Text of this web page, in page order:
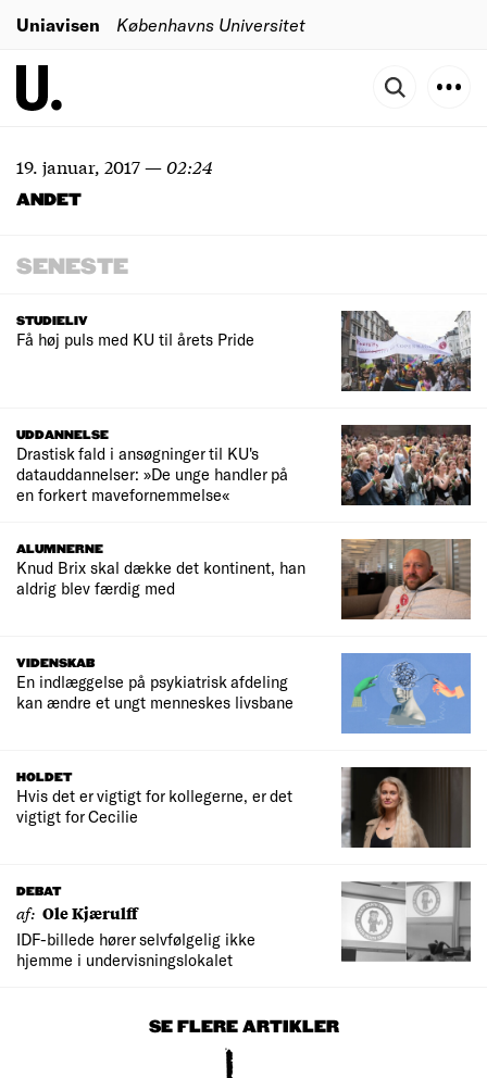
Uniavisen Københavns Universitet
19. januar, 2017—02:24
ANDET
SENESTE
STUDIELIV
Få høj puls med KU til årets Pride
UDDANNELSE
Drastisk fald i ansøgninger til KU's
datauddannelser: »De unge handler på
en forkert mavefornemmelse«
ALUMNERNE
Knud Brix skal dække det kontinent, han
aldrig blev færdig med
VIDENSKAB
En indlæggelse på psykiatrisk afdeling
kan ændre et ungt menneskes livsbane
HOLDET
Hvis det er vigtigt for kollegerne, er det
vigtigt for Cecilie
DEBAT
af: Ole Kjærulff
IDF-billede hører selvfølgelig ikke
hjemme i undervisningslokalet
SE FLERE ARTIKLER